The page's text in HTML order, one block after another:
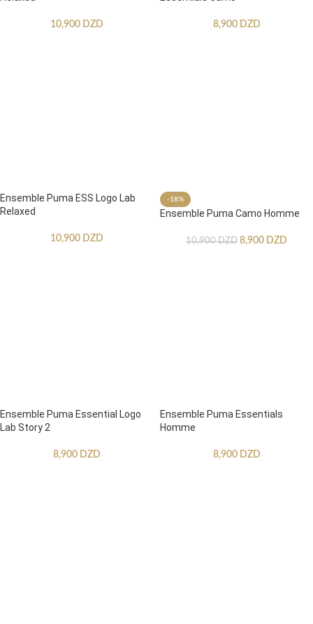
10,900 DZD 8,900 DZD
Ensemble Puma ESS Logo Lab
Relaxed
10,900 DZD
-18%
Ensemble Puma Camo Homme
10,900DZD 8,900 DZD
Ensemble Puma Essential Logo
Lab Story 2
8,900 DZD
Ensemble Puma Essentials
Homme
8,900 DZD